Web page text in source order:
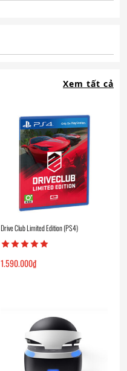
Xem tất cả
Drive Club Limited Edition (PS4)
1.590.000₫